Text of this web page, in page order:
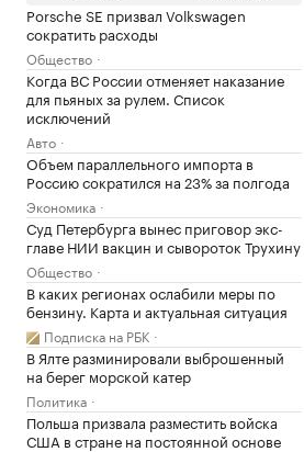
Porsche SE призвал Volkswagen
сократить расходы
Общество
Когда ВС России отменяет наказание
для пьяных за рулем. Список
исключений
Авто
Объем параллельного импорта в
Россию сократился на 23% за полгода
Экономика
Суд Петербурга вынес приговор экс-
главе НИИ вакцин и сывороток Трухину
Общество
В каких регионах ослабили меры по
бензину. Карта и актуальная ситуация
Подписка на РБК
В Ялте разминировали выброшенный
на берег морской катер
Политика
Польша призвала разместить войска
США в стране на постоянной основе